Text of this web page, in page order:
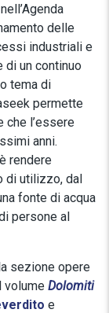
delle
industriali e
di un continuo
tema di
permette
che l’essere
anni.
rendere
di utilizzo, dal
fonte di acqua
persone al
sezione opere
volume Dolomiti
e